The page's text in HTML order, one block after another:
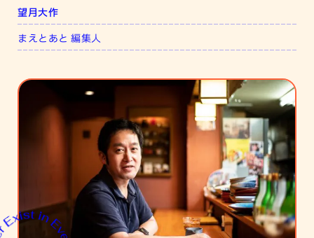
望月大作
まえとあと 編集人